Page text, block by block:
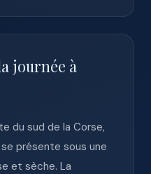
journée à
du sud de la Corse,
présente sous une
et sèche. La